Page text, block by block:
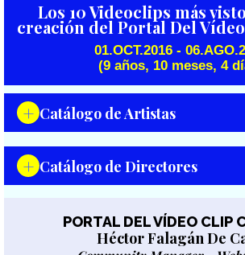
Los 10 Videoclips más
creación del Portal Del
01.OCT.2016 -
(9 años, 10 meses, 4
+ Catálogo de Artistas
08 0es3 AR-Latin
Abel
Abel Maceo
Aceituna sin Hueso
Adalberto Álvarez y su Son
Aisar y El Expresso de Cuba
Aixa
Alain Daniel
Alain Pérez
+ Catálogo de Directores
Carlos Gómez
Yeandro Tamayo
Camilo Suárez
Daryel Mustelier
PORTAL DEL VÍDEO CLIP
Héctor Falagán De